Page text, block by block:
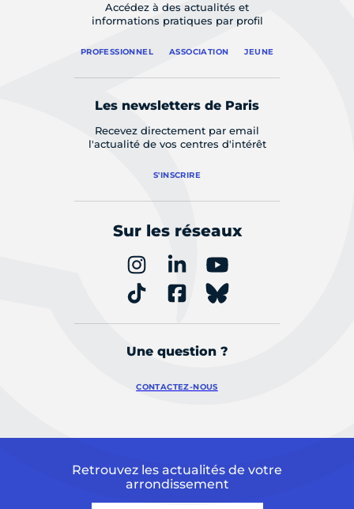
Accédez à des actualités et
informations pratiques par profil
PROFESSIONNEL ASSOCIATION JEUNE
Les newsletters de Paris
Recevez directement par email
l'actualité de vos centres d'intérêt
S'INSCRIRE
Sur les réseaux
Une question ?
CONTACTEZ-NOUS
Retrouvez les actualités de votre
arrondissement